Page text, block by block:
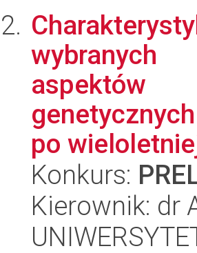
wybranych
aspektów
po
Konkurs:
Kierownik: dr